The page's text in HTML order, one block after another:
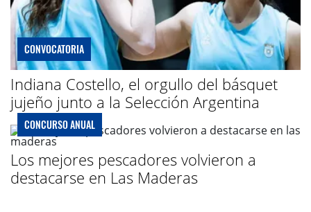
CONVOCATORIA
Indiana Costello, el orgullo del básquet
jujeño junto a la Selección Argentina
CONCURSO ANUAL
Los mejores pescadores volvieron a
destacarse en Las Maderas